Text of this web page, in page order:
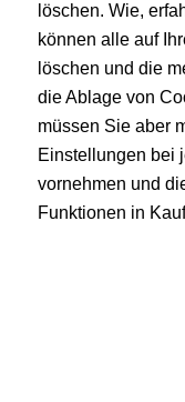
löschen. Wie,
können alle auf
löschen und die
die Ablage von
müssen Sie aber
Einstellungen bei
vornehmen und
Funktionen in